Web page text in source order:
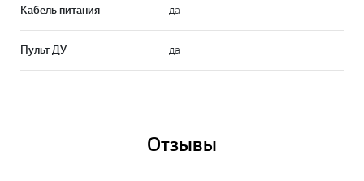
Кабель питания да
Пульт ДУ да
Отзывы